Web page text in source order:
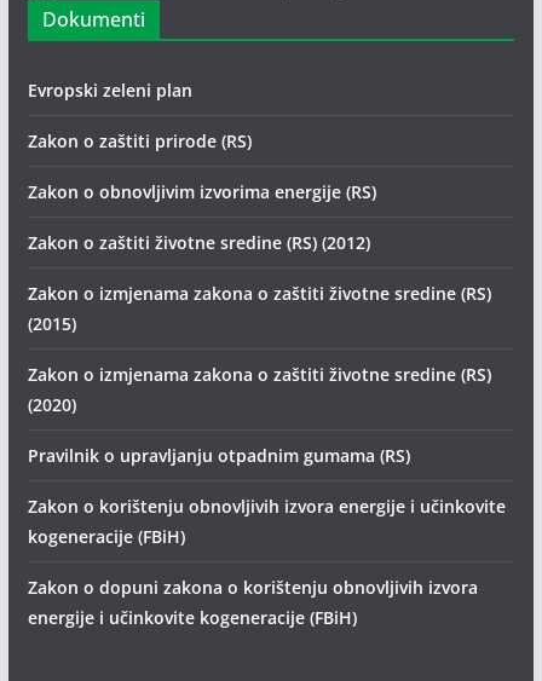
Dokumenti
Evropski zeleni plan
Zakon o zaštiti prirode (RS)
Zakon o obnovljivim izvorima energije (RS)
Zakon o zaštiti životne sredine (RS) (2012)
Zakon o izmjenama zakona o zaštiti životne sredine (RS)
(2015)
Zakon o izmjenama zakona o zaštiti životne sredine (RS)
(2020)
Pravilnik o upravljanju otpadnim gumama (RS)
Zakon o korištenju obnovljivih izvora energije i učinkovite
kogeneracije (FBiH)
Zakon o dopuni zakona o korištenju obnovljivih izvora
energije i učinkovite kogeneracije (FBiH)